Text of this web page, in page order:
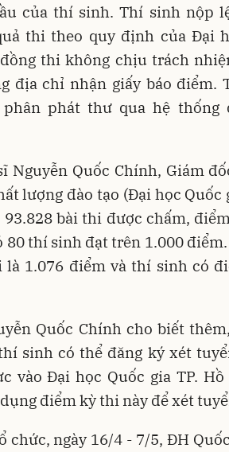
của thí sinh. Thí sinh nộp
thi theo quy định của Đại
thi không chịu trách
địa chỉ nhận giấy báo điểm.
phát thư qua hệ
Nguyễn Quốc Chính, Giám
lượng đào tạo (Đại học Quốc
93.828 bài thi được chấm,
80 thí sinh đạt trên 1.000
là 1.076 điểm và thí sinh có
Quốc Chính cho biết
sinh có thể đăng ký xét
vào Đại học Quốc gia TP.
điểm kỳ thi này để xét
chức, ngày 16/4 - 7/5, ĐH